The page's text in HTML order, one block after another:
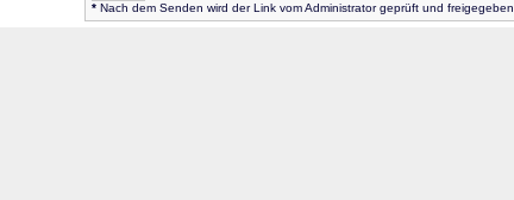
* Nach dem Senden wird der Link vom Administrator geprüft und freigegeben.